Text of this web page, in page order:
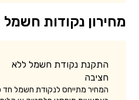
מחירון נקודות חשמל
התקנת נקודת חשמל ללא
חציבה